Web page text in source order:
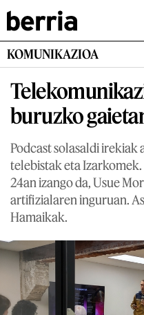
KOMUNIKAZIOA
buruzko
Podcast solasaldi
telebistak eta
24an izango da, Usue
artifizialaren inguruan.
Hamaikak.